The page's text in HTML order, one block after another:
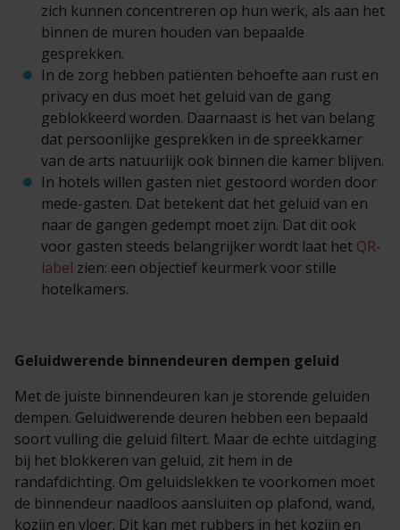
zich kunnen concentreren op hun werk, als aan het
binnen de muren houden van bepaalde
gesprekken.
In de zorg hebben patiënten behoefte aan rust en
privacy en dus moet het geluid van de gang
geblokkeerd worden. Daarnaast is het van belang
dat persoonlijke gesprekken in de spreekkamer
van de arts natuurlijk ook binnen die kamer blijven.
In hotels willen gasten niet gestoord worden door
mede-gasten. Dat betekent dat het geluid van en
naar de gangen gedempt moet zijn. Dat dit ook
voor gasten steeds belangrijker wordt laat het QR-
label zien: een objectief keurmerk voor stille
hotelkamers.
Geluidwerende binnendeuren dempen geluid
Met de juiste binnendeuren kan je storende geluiden
dempen. Geluidwerende deuren hebben een bepaald
soort vulling die geluid filtert. Maar de echte uitdaging
bij het blokkeren van geluid, zit hem in de
randafdichting. Om geluidslekken te voorkomen moet
de binnendeur naadloos aansluiten op plafond, wand,
kozijn en vloer. Dit kan met rubbers in het kozijn en